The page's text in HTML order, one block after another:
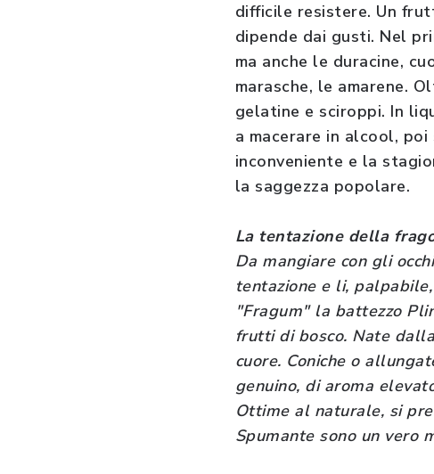
difficile resistere. Un
dipende dai gusti. Nel
ma anche le duracine,
marasche, le amarene.
gelatine e sciroppi. In
a macerare in alcool,
inconveniente e la
la saggezza popolare.
La tentazione della
Da mangiare con gli
tentazione e li,
"Fragum" la battezzo
frutti di bosco. Nate
cuore. Coniche o
genuino, di aroma
Ottime al naturale, si
Spumante sono un vero